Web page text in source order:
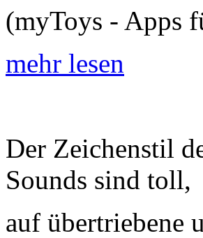
(myToys - Apps
mehr lesen
Der Zeichenstil
Sounds sind toll,
auf übertriebene